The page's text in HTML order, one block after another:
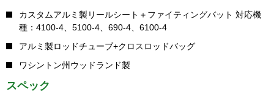
カスタムアルミ製リールシート＋ファイティングバット 対応機
種：4100-4、5100-4、690-4、6100-4
アルミ製ロッドチューブ+クロスロッドバッグ
ワシントン州ウッドランド製
スペック